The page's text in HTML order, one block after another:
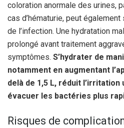
coloration anormale des urines,
cas d’hématurie, peut
de l’infection. Une hydratation
prolongé avant traitement
symptômes. S’hydrater de
notamment en augmentant
delà de 1,5 L, réduit
évacuer les bactéries plus
Risques de